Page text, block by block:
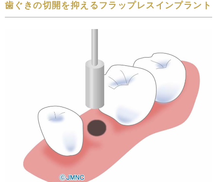
歯ぐきの切開を抑えるフラップレスインプラント